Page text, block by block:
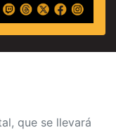
que se llevará